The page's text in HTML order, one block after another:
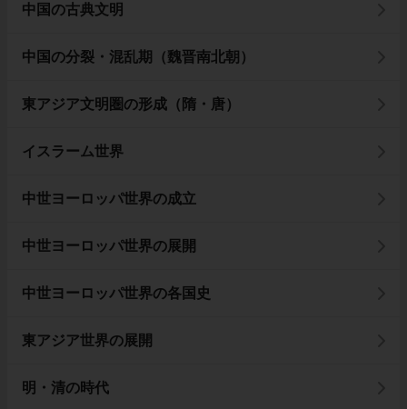
中国の古典文明
中国の分裂・混乱期（魏晋南北朝）
東アジア文明圏の形成（隋・唐）
イスラーム世界
中世ヨーロッパ世界の成立
中世ヨーロッパ世界の展開
中世ヨーロッパ世界の各国史
東アジア世界の展開
明・清の時代